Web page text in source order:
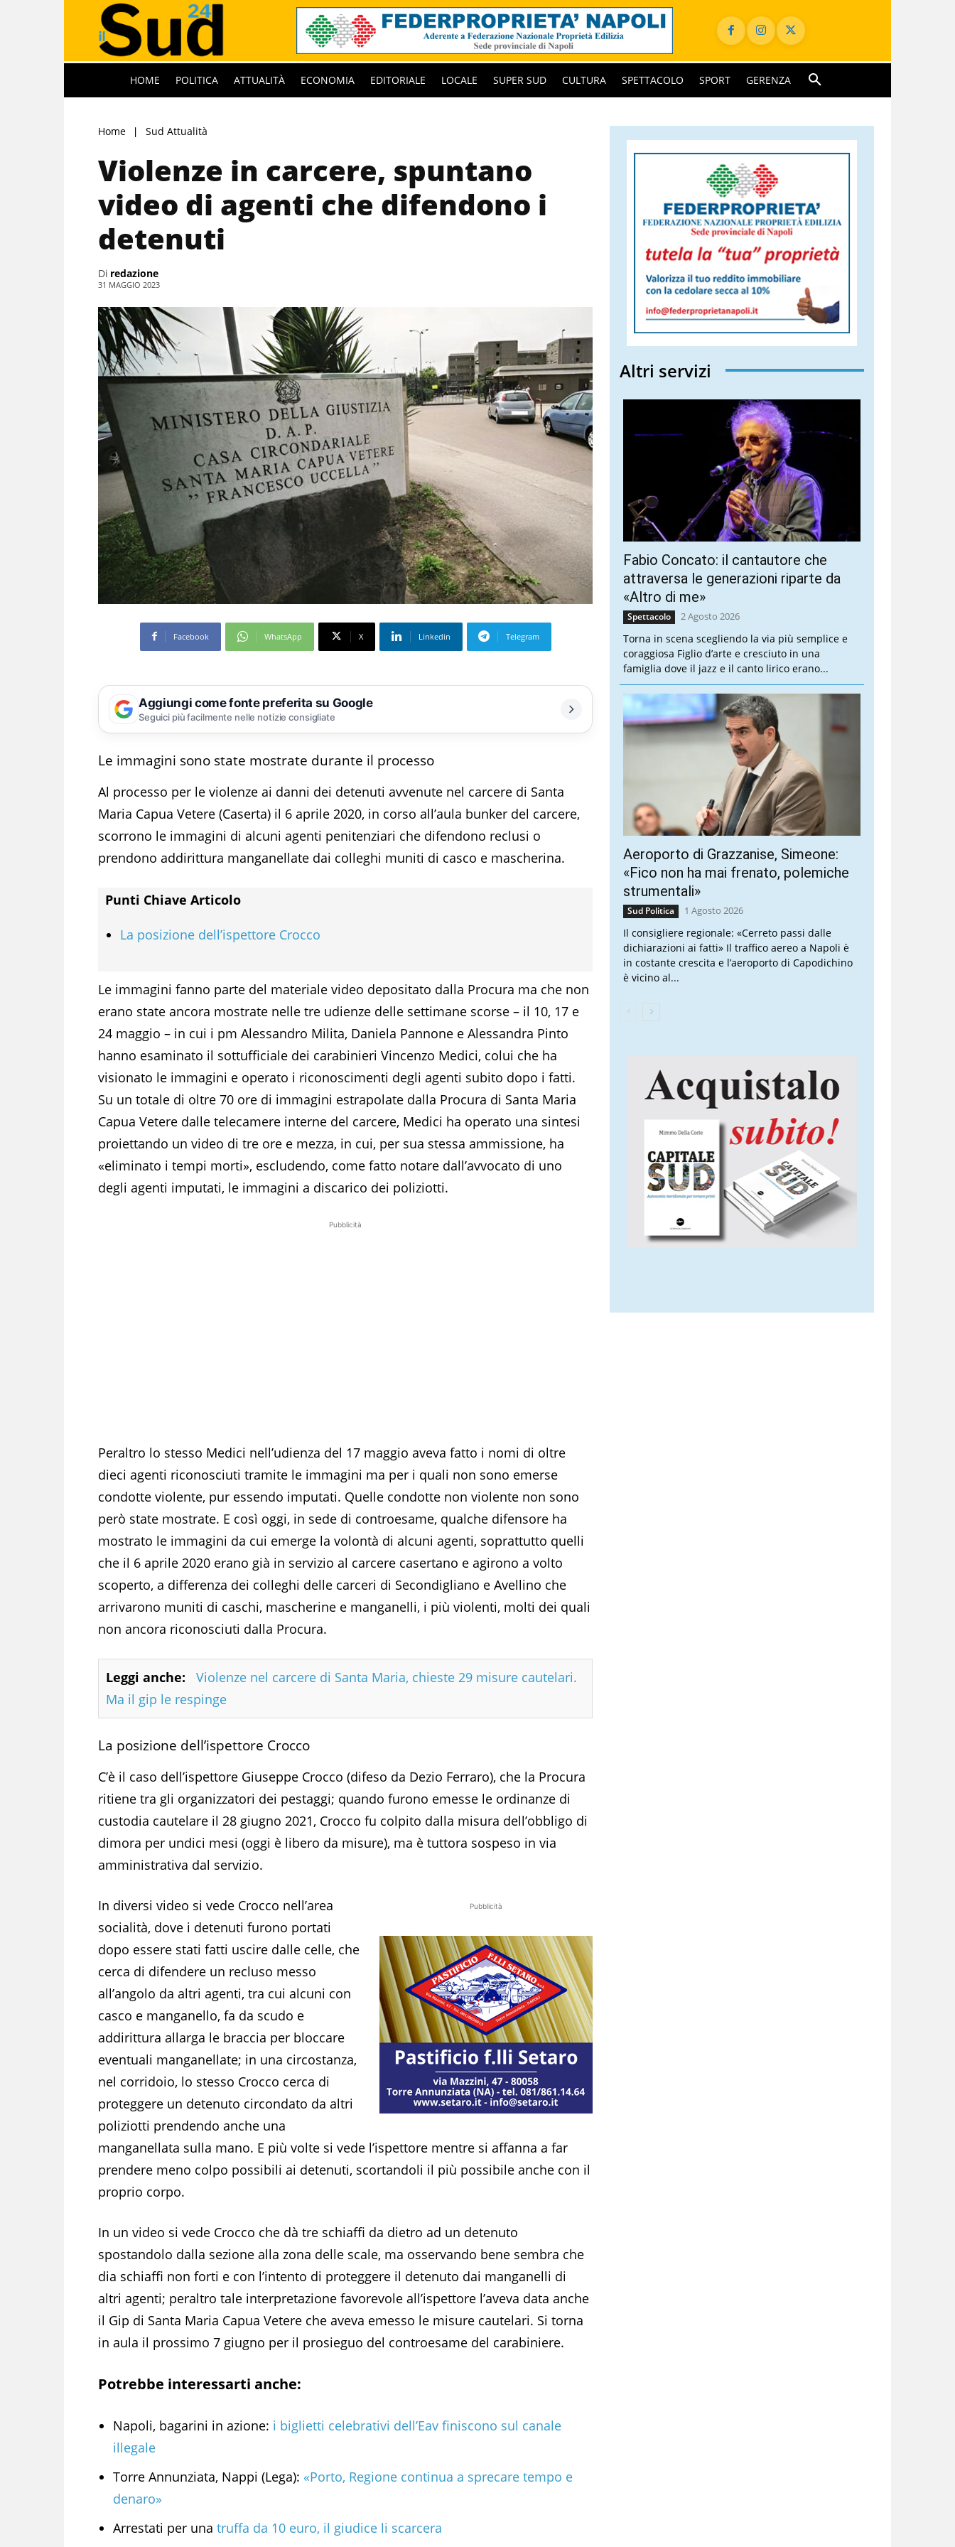
HOME POLITICA ATTUALITÀ ECONOMIA EDITORIALE LOCALE SUPER SUD CULTURA SPETTACOLO SPORT GERENZA
Home Sud Attualità
Violenze in carcere, spuntano
video di agenti che difendono i
detenuti
Di redazione
31 MAGGIO 2023
Facebook WhatsApp X Linkedin Telegram
Aggiungi come fonte preferita su Google
Seguici più facilmente nelle notizie consigliate
Le immagini sono state mostrate durante il processo
Al processo per le violenze ai danni dei detenuti avvenute nel carcere di Santa
Maria Capua Vetere (Caserta) il 6 aprile 2020, in corso all’aula bunker del carcere,
scorrono le immagini di alcuni agenti penitenziari che difendono reclusi o
prendono addirittura manganellate dai colleghi muniti di casco e mascherina.
Punti Chiave Articolo
La posizione dell’ispettore Crocco
Le immagini fanno parte del materiale video depositato dalla Procura ma che non
erano state ancora mostrate nelle tre udienze delle settimane scorse – il 10, 17 e
24 maggio – in cui i pm Alessandro Milita, Daniela Pannone e Alessandra Pinto
hanno esaminato il sottufficiale dei carabinieri Vincenzo Medici, colui che ha
visionato le immagini e operato i riconoscimenti degli agenti subito dopo i fatti.
Su un totale di oltre 70 ore di immagini estrapolate dalla Procura di Santa Maria
Capua Vetere dalle telecamere interne del carcere, Medici ha operato una sintesi
proiettando un video di tre ore e mezza, in cui, per sua stessa ammissione, ha
«eliminato i tempi morti», escludendo, come fatto notare dall’avvocato di uno
degli agenti imputati, le immagini a discarico dei poliziotti.
Pubblicità
Peraltro lo stesso Medici nell’udienza del 17 maggio aveva fatto i nomi di oltre
dieci agenti riconosciuti tramite le immagini ma per i quali non sono emerse
condotte violente, pur essendo imputati. Quelle condotte non violente non sono
però state mostrate. E così oggi, in sede di controesame, qualche difensore ha
mostrato le immagini da cui emerge la volontà di alcuni agenti, soprattutto quelli
che il 6 aprile 2020 erano già in servizio al carcere casertano e agirono a volto
scoperto, a differenza dei colleghi delle carceri di Secondigliano e Avellino che
arrivarono muniti di caschi, mascherine e manganelli, i più violenti, molti dei quali
non ancora riconosciuti dalla Procura.
Leggi anche:
Violenze nel carcere di Santa Maria, chieste 29 misure cautelari.
Ma il gip le respinge
La posizione dell’ispettore Crocco
C’è il caso dell’ispettore Giuseppe Crocco (difeso da Dezio Ferraro), che la Procura
ritiene tra gli organizzatori dei pestaggi; quando furono emesse le ordinanze di
custodia cautelare il 28 giugno 2021, Crocco fu colpito dalla misura dell’obbligo di
dimora per undici mesi (oggi è libero da misure), ma è tuttora sospeso in via
amministrativa dal servizio.
Pubblicità
In diversi video si vede Crocco nell’area
socialità, dove i detenuti furono portati
dopo essere stati fatti uscire dalle celle, che
cerca di difendere un recluso messo
all’angolo da altri agenti, tra cui alcuni con
casco e manganello, fa da scudo e
addirittura allarga le braccia per bloccare
eventuali manganellate; in una circostanza,
nel corridoio, lo stesso Crocco cerca di
proteggere un detenuto circondato da altri
poliziotti prendendo anche una
manganellata sulla mano. E più volte si vede l’ispettore mentre si affanna a far
prendere meno colpo possibili ai detenuti, scortandoli il più possibile anche con il
proprio corpo.
In un video si vede Crocco che dà tre schiaffi da dietro ad un detenuto
spostandolo dalla sezione alla zona delle scale, ma osservando bene sembra che
dia schiaffi non forti e con l’intento di proteggere il detenuto dai manganelli di
altri agenti; peraltro tale interpretazione favorevole all’ispettore l’aveva data anche
il Gip di Santa Maria Capua Vetere che aveva emesso le misure cautelari. Si torna
in aula il prossimo 7 giugno per il prosieguo del controesame del carabiniere.
Potrebbe interessarti anche:
Napoli, bagarini in azione: i biglietti celebrativi dell’Eav finiscono sul canale
illegale
Torre Annunziata, Nappi (Lega): «Porto, Regione continua a sprecare tempo e
denaro»
Arrestati per una truffa da 10 euro, il giudice li scarcera
Altri servizi
Fabio Concato: il cantautore che
attraversa le generazioni riparte da
«Altro di me»
Spettacolo 2 Agosto 2026
Torna in scena scegliendo la via più semplice e
coraggiosa Figlio d’arte e cresciuto in una
famiglia dove il jazz e il canto lirico erano...
Aeroporto di Grazzanise, Simeone:
«Fico non ha mai frenato, polemiche
strumentali»
Sud Politica 1 Agosto 2026
Il consigliere regionale: «Cerreto passi dalle
dichiarazioni ai fatti» Il traffico aereo a Napoli è
in costante crescita e l’aeroporto di Capodichino
è vicino al...